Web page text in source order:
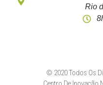
Rio
© 2020 Todos Os